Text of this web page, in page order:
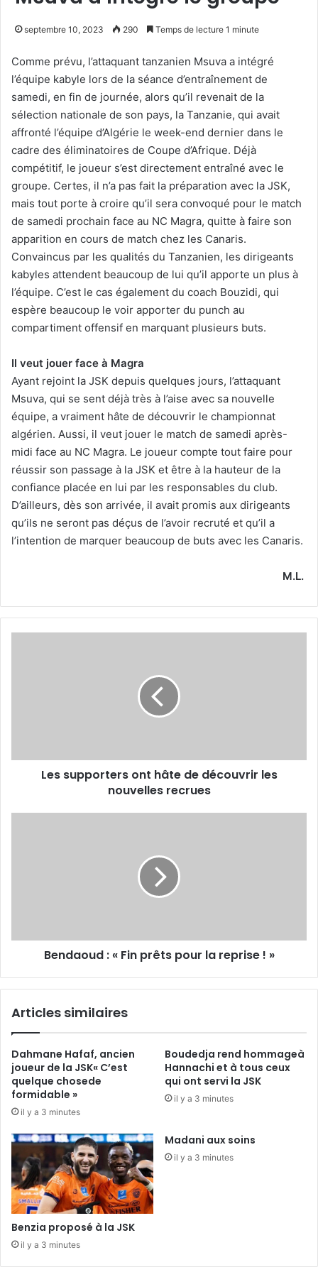
septembre 10, 2023 290 Temps de lecture 1 minute
Comme prévu, l’attaquant tanzanien Msuva a intégré
l’équipe kabyle lors de la séance d’entraînement de
samedi, en fin de journée, alors qu’il revenait de la
sélection nationale de son pays, la Tanzanie, qui avait
affronté l’équipe d’Algérie le week-end dernier dans le
cadre des éliminatoires de Coupe d’Afrique. Déjà
compétitif, le joueur s’est directement entraîné avec le
groupe. Certes, il n’a pas fait la préparation avec la JSK,
mais tout porte à croire qu’il sera convoqué pour le match
de samedi prochain face au NC Magra, quitte à faire son
apparition en cours de match chez les Canaris.
Convaincus par les qualités du Tanzanien, les dirigeants
kabyles attendent beaucoup de lui qu’il apporte un plus à
l’équipe. C’est le cas également du coach Bouzidi, qui
espère beaucoup le voir apporter du punch au
compartiment offensif en marquant plusieurs buts.
Il veut jouer face à Magra
Ayant rejoint la JSK depuis quelques jours, l’attaquant
Msuva, qui se sent déjà très à l’aise avec sa nouvelle
équipe, a vraiment hâte de découvrir le championnat
algérien. Aussi, il veut jouer le match de samedi après-
midi face au NC Magra. Le joueur compte tout faire pour
réussir son passage à la JSK et être à la hauteur de la
confiance placée en lui par les responsables du club.
D’ailleurs, dès son arrivée, il avait promis aux dirigeants
qu’ils ne seront pas déçus de l’avoir recruté et qu’il a
l’intention de marquer beaucoup de buts avec les Canaris.
M.L.
recrues
Les supporters ont hâte de découvrir les
nouvelles recrues
Bendaoud : « Fin prêts pour la reprise ! »
Articles similaires
Dahmane Hafaf, ancien
joueur de la JSK« C’est
quelque chosede
formidable »
il y a 3 minutes
Boudedja rend hommageà
Hannachi et à tous ceux
qui ont servi la JSK
il y a 3 minutes
Benzia proposé à la JSK
il y a 3 minutes
Madani aux soins
il y a 3 minutes